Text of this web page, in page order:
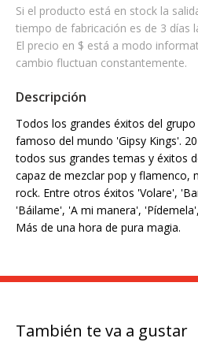
Si el producto está en stock la
tiempo de fabricación es de 3 días
El precio en $ está a modo
cambio fluctuan constantemente.
Descripción
Todos los grandes éxitos del
famoso del mundo 'Gipsy Kings'.
todos sus grandes temas y éxitos
capaz de mezclar pop y flamenco,
rock. Entre otros éxitos 'Volare',
'Báilame', 'A mi manera',
Más de una hora de pura magia.
También te va a gustar